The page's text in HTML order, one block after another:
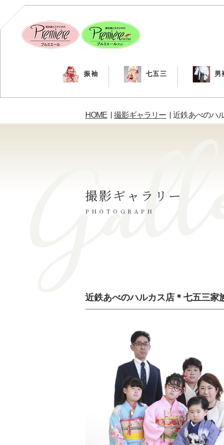
振袖 七五三 男
HOME 撮影ギャラリー 近鉄あべのハ
撮影ギャラリー
PHOTOGRAPH
近鉄あべのハルカス店＊七五三家